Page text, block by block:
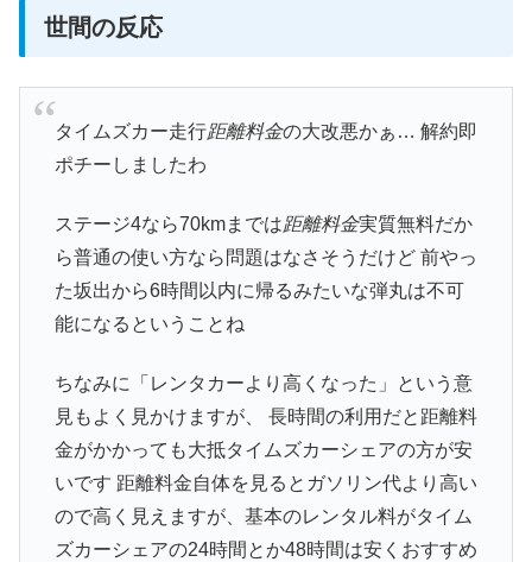
世間の反応
タイムズカー走行距離料金の大改悪かぁ… 解約即
ポチーしましたわ
ステージ4なら70kmまでは距離料金実質無料だか
ら普通の使い方なら問題はなさそうだけど 前やっ
た坂出から6時間以内に帰るみたいな弾丸は不可
能になるということね
ちなみに「レンタカーより高くなった」という意
見もよく見かけますが、 長時間の利用だと距離料
金がかかっても大抵タイムズカーシェアの方が安
いです 距離料金自体を見るとガソリン代より高い
ので高く見えますが、基本のレンタル料がタイム
ズカーシェアの24時間とか48時間は安くおすすめ